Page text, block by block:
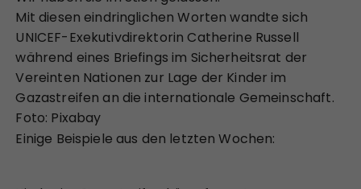
Mit diesen eindringlichen Worten wandte sich
UNICEF-Exekutivdirektorin Catherine Russell
während eines Briefings im Sicherheitsrat der
Vereinten Nationen zur Lage der Kinder im
Gazastreifen an die internationale Gemeinschaft.
Foto: Pixabay
Einige Beispiele aus den letzten Wochen: